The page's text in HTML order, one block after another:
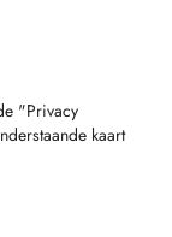
"Privacy
kaart